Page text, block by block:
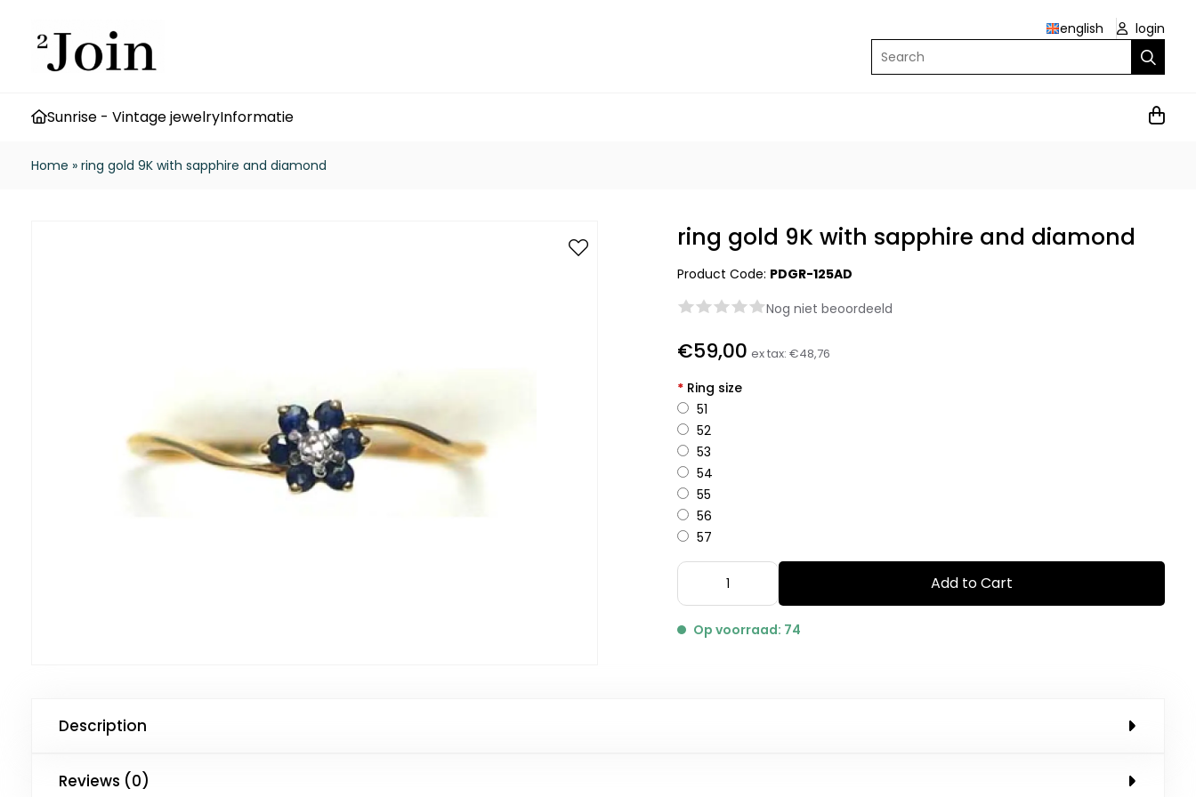
english
login
Search
Sunrise - Vintage jewelryInformatie
Home » ring gold 9K with sapphire and diamond
ring gold 9K with sapphire and diamond
Product Code: PDGR-125AD
Nog niet beoordeeld
€59,00 ex tax:€48,76
* Ring size
51
52
53
54
55
56
57
Add to Cart
Op voorraad: 74
Description
Reviews (0)